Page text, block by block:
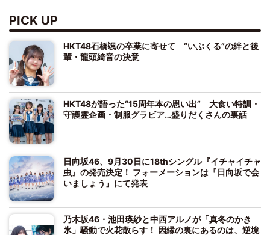
PICK UP
HKT48石橋颯の卒業に寄せて “いぶくる”の絆と後
輩・龍頭綺音の決意
HKT48が語った“15周年本の思い出” 大食い特訓・
守護霊企画・制服グラビア…盛りだくさんの裏話
日向坂46、9月30日に18thシングル『イチャイチャ
虫』の発売決定！ フォーメーションは『日向坂で会
いましょう』にて発表
乃木坂46・池田瑛紗と中西アルノが「真冬のかき
氷」騒動で火花散らす！ 因縁の裏にあるのは、逆境